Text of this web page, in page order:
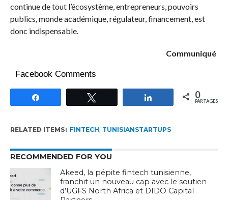
continue de tout l’écosystème, entrepreneurs, pouvoirs
publics, monde académique, régulateur, financement, est
donc indispensable.
Communiqué
Facebook Comments
Partagez 0
PARTAGES
RELATED ITEMS: FINTECH, TUNISIANSTARTUPS
RECOMMENDED FOR YOU
Akeed, la pépite fintech tunisienne,
franchit un nouveau cap avec le soutien
d’UGFS North Africa et DIDO Capital